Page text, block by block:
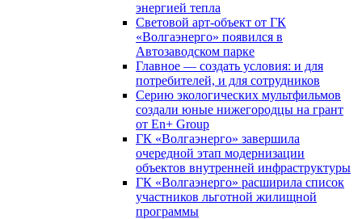
энергией тепла
Световой арт-объект от ГК
«Волгаэнерго» появился в
Автозаводском парке
Главное — создать условия: и для
потребителей, и для сотрудников
Серию экологических мультфильмов
создали юные нижегородцы на грант
от En+ Group
ГК «Волгаэнерго» завершила
очередной этап модернизации
объектов внутренней инфраструктуры
ГК «Волгаэнерго» расширила список
участников льготной жилищной
программы